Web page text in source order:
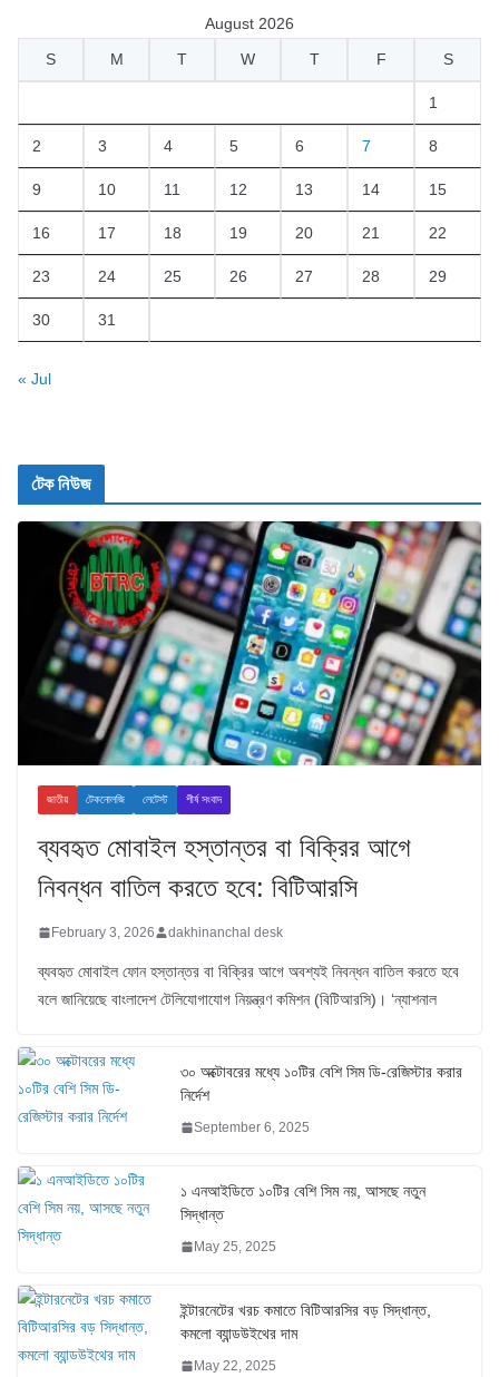
August 2026
S
M T W T F S
1
2 3 4 5 6 7 8
9 10 11 12 13 14 15
16 17 18 19 20 21 22
23 24 25 26 27 28 29
30 31
« Jul
টেক নিউজ
জাতীয় টেকনোলজি লেটেস্ট শীর্ষ সংবাদ
ব্যবহৃত মোবাইল হস্তান্তর বা বিক্রির আগে
নিবন্ধন বাতিল করতে হবে: বিটিআরসি
February 3, 2026 dakhinanchal desk
ব্যবহৃত মোবাইল ফোন হস্তান্তর বা বিক্রির আগে অবশ্যই নিবন্ধন বাতিল করতে হবে
বলে জানিয়েছে বাংলাদেশ টেলিযোগাযোগ নিয়ন্ত্রণ কমিশন (বিটিআরসি)। ‘ন্যাশনাল
৩০ অক্টোবরের মধ্যে ১০টির বেশি সিম ডি-রেজিস্টার করার
নির্দেশ
September 6, 2025
১ এনআইডিতে ১০টির বেশি সিম নয়, আসছে নতুন
সিদ্ধান্ত
May 25, 2025
ইন্টারনেটের খরচ কমাতে বিটিআরসির বড় সিদ্ধান্ত,
কমলো ব্যান্ডউইথের দাম
May 22, 2025